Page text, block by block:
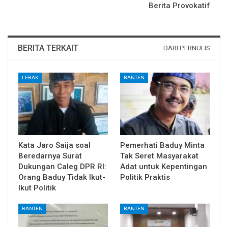
Berita Provokatif
BERITA TERKAIT DARI PERNULIS
LEBAK
Kata Jaro Saija soal
Beredarnya Surat
Dukungan Caleg DPR RI:
Orang Baduy Tidak Ikut-
Ikut Politik
BANTEN
Pemerhati Baduy Minta
Tak Seret Masyarakat
Adat untuk Kepentingan
Politik Praktis
BANTEN BANTEN